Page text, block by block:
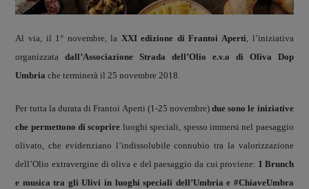
Al via, il 1° novembre, la XXI edizione di Frantoi Aperti, l’iniziativa
organizzatadall’Associazione Strada dell’Olio e.v.o di Oliva Dop
Umbria che terminerà il 25 novembre 2018.
Per tutta la durata di Frantoi Aperti (1-25 novembre)due sono le iniziative
che permettono di scoprire luoghi speciali, spesso immersi nel paesaggio
olivato, che evidenziano l’indissolubile connubio tra la valorizzazione
dell’Olio extravergine di oliva e del paesaggio da cui proviene: I Brunch
e musica tra gli Ulivi in luoghi speciali dell’Umbria e #ChiaveUmbra